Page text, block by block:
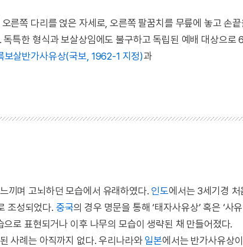
른쪽 다리를 얹은 자세로, 오른쪽 팔꿈치를 무릎에 놓고 손
독특한 형식과 보살상임에도 불구하고 독립된 예배 대상으
보살반가사유상(국보, 1962-1 지정)과
끼며 고뇌하던 모습에서 유래하였다. 인도에서는 3세기경 처
조성되었다. 중국의 경우 명문을 통해 ‘태자사유상’ 혹은 ‘사
로 표현되거나 이후 나무의 모습이 생략된 채 만들어졌다.
사례는 아직까지 없다. 우리나라와 일본에서는 반가사유상이